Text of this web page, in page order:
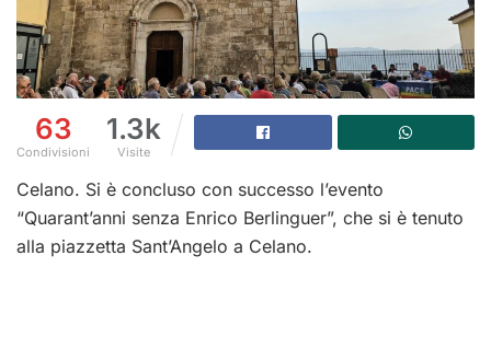
63
Condivisioni
1.3k
Visite
Celano. Si è concluso con successo l’evento
“Quarant’anni senza Enrico Berlinguer”, che si è tenuto
alla piazzetta Sant’Angelo a Celano.